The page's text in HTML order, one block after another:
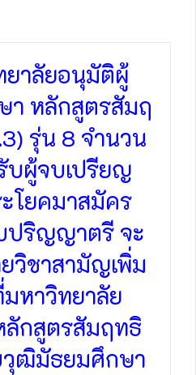
ยาลัยอนุมัติผู้
า หลักสูตรสัมฤ
รุ่น 8 จำนวน
บผู้จบเปรียญ
โยคมาสมัคร
ปริญญาตรี จะ
วิชาสามัญเพิ่ม
หาวิทยาลัย
กสูตรสัมฤทธิ
วุฒิมัธยมศึกษา